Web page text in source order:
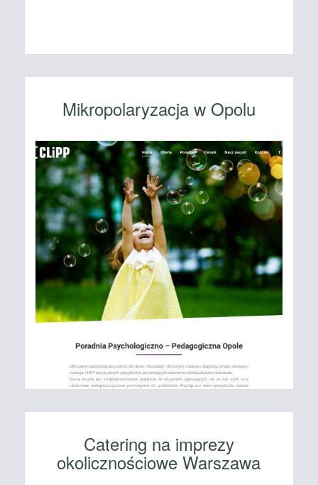
Mikropolaryzacja w Opolu
Catering na imprezy
okolicznościowe Warszawa